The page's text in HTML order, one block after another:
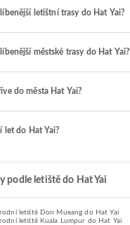
letištní trasy do Hat Yai?
městské trasy do Hat Yai?
do města Hat Yai?
let do Hat Yai?
podle letiště do Hat Yai
letiště Don Mueang do Hat Yai
letiště Kuala Lumpur do Hat Yai